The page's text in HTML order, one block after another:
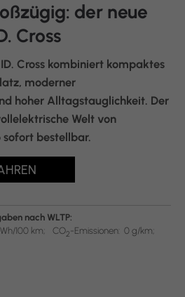
der neue
Cross
Cross kombiniert kompaktes
moderner
hoher Alltagstauglichkeit. Der
Welt von
sofort bestellbar.
nach WLTP:
100 km; CO2-Emissionen: 0 g/km;